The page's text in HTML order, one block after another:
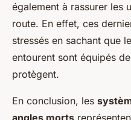
également à rassurer les
route. En effet, ces
stressés en sachant que
entourent sont équipés
protègent.
En conclusion, les
angles morts